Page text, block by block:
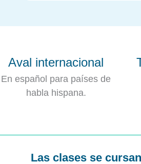
Aval internacional
En español para países de
habla hispana.
Las clases se